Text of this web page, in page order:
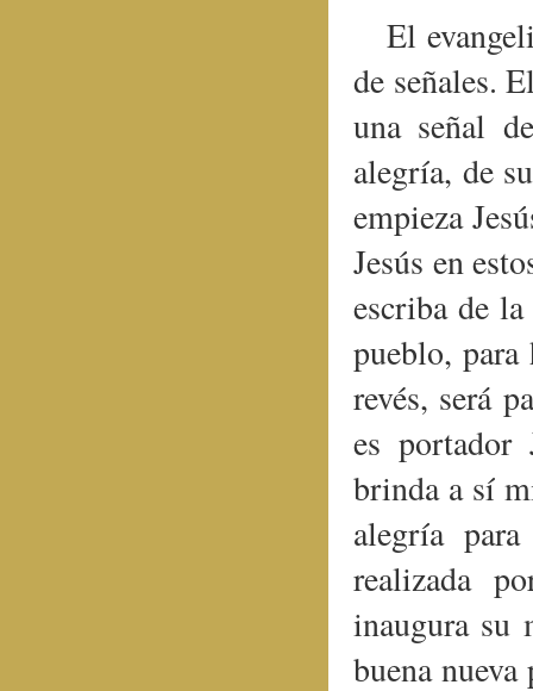
El
de señales.
una señal
alegría, de
empieza
Jesús en
escriba de
pueblo,
revés, será
es
brinda a sí
alegría
realizada
inaugura su
buena nueva